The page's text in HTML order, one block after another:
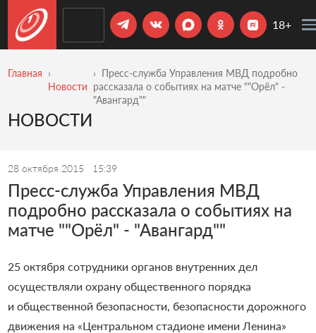
18+
Главная
Новости
Пресс-служба Управления МВД подробно
рассказала о событиях на матче ""Орёл" -
"Авангард""
НОВОСТИ
28 октября 2015 15:39
Пресс-служба Управления МВД
подробно рассказала о событиях на
матче ""Орёл" - "Авангард""
25 октября сотрудники органов внутренних дел
осуществляли охрану общественного порядка
и общественной безопасности, безопасности дорожного
движения на «Центральном стадионе имени Ленина»